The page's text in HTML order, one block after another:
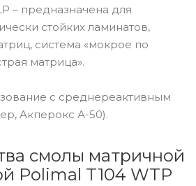
– предназначена для
стойких ламинатов,
система «мокрое по
матрица».
с среднереактивным
Акперокс А-50).
смолы матричной
Polimal T104 WTP